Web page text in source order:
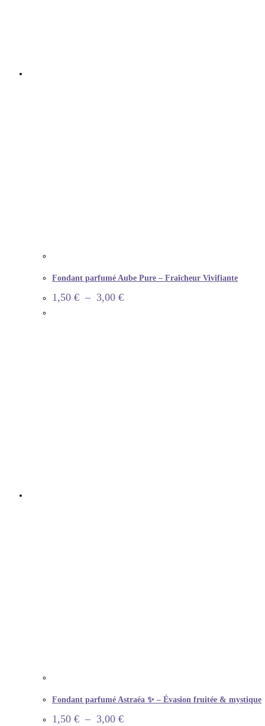
Fondant parfumé Aube Pure – Fraîcheur Vivifiante
1,50 € – 3,00 €
Fondant parfumé Astraéa ✨ – Évasion fruitée & mystique
1,50 € – 3,00 €